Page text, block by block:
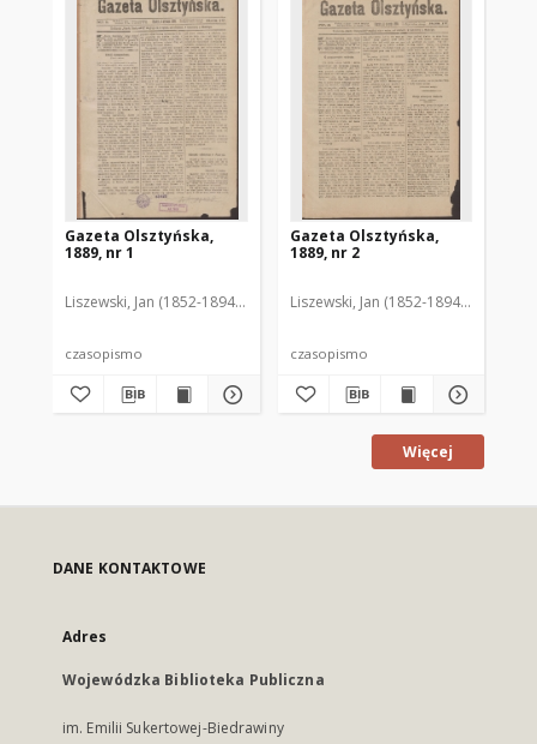
Gazeta Olsztyńska,
1889, nr 1
Liszewski, Jan (1852-1894). Red.
czasopismo
Gazeta Olsztyńska,
1889, nr 2
Liszewski, Jan (1852-1894). Red.
czasopismo
Więcej
DANE KONTAKTOWE
Adres
Wojewódzka Biblioteka Publiczna
im. Emilii Sukertowej-Biedrawiny